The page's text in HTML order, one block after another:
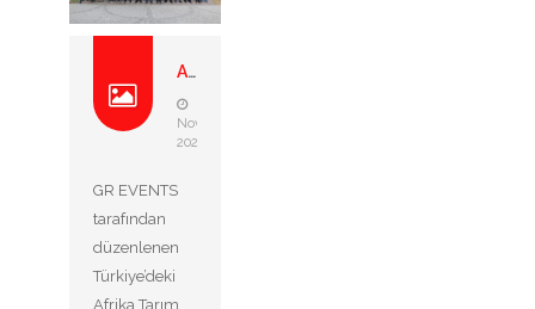
Afrika tarim ve gida misy...
Novembre
2024
GR EVENTS
tarafından
düzenlenen
Türkiye’deki
Afrika Tarım